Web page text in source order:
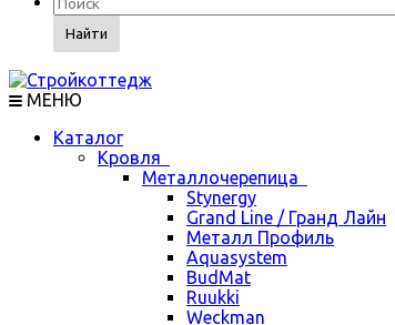
Найти
МЕНЮ
Каталог
Кровля
Металлочерепица
Stynergy
Grand Line / Гранд Лайн
Металл Профиль
Aquasystem
BudMat
Ruukki
Weckman